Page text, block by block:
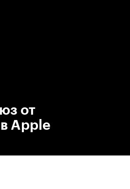
от
Apple